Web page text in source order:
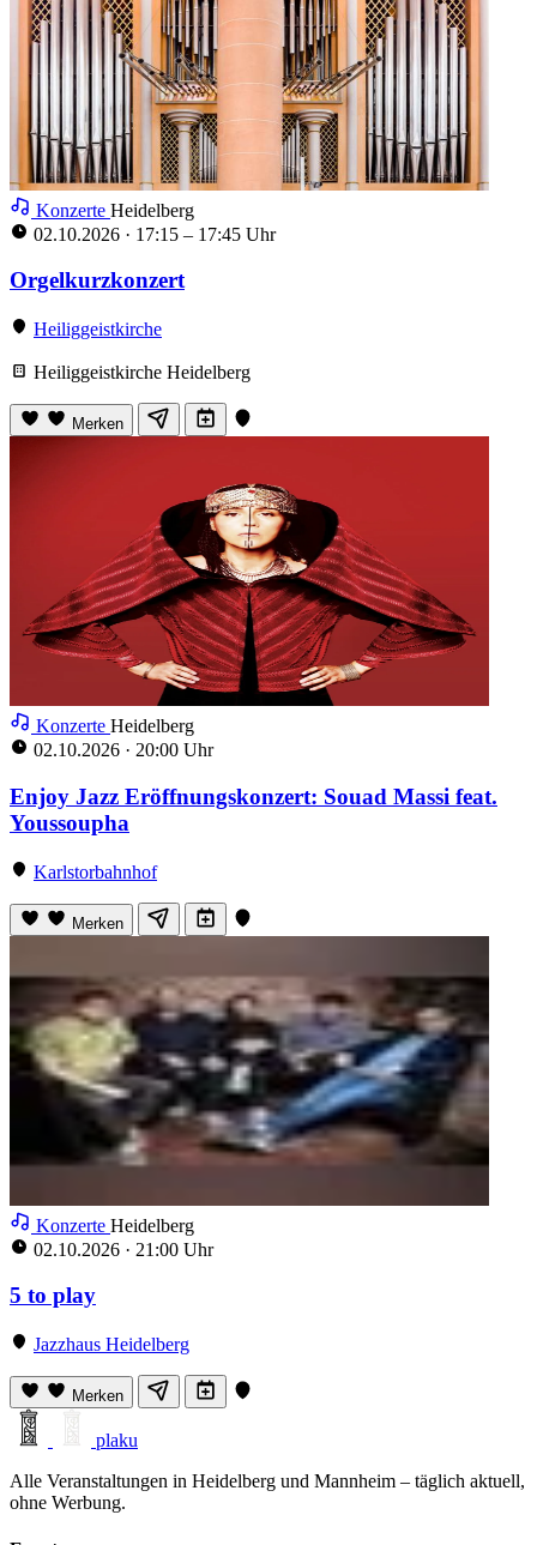
Konzerte Heidelberg
02.10.2026 · 17:15 – 17:45 Uhr
Orgelkurzkonzert
Heiliggeistkirche
Heiliggeistkirche Heidelberg
Merken
Konzerte Heidelberg
02.10.2026 · 20:00 Uhr
Enjoy Jazz Eröffnungskonzert: Souad Massi feat.
Youssoupha
Karlstorbahnhof
Merken
Konzerte Heidelberg
02.10.2026 · 21:00 Uhr
5 to play
Jazzhaus Heidelberg
Merken
plaku
Alle Veranstaltungen in Heidelberg und Mannheim – täglich aktuell,
ohne Werbung.